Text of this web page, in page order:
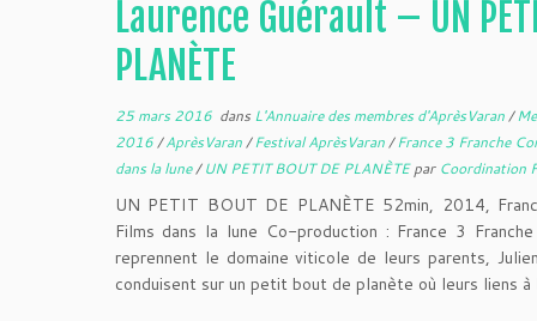
Laurence Guérault – UN
PLANÈTE
25 mars 2016dans L'Annuaire des membres d'AprèsVaran/
2016/AprèsVaran/Festival AprèsVaran/France 3 Franche
dans la lune/UN PETIT BOUT DE PLANÈTEpar Coordination
UN PETIT BOUT DE PLANÈTE 52min, 2014,
Films dans la lune Co-production : France 3
reprennent le domaine viticole de leurs parents,
conduisent sur un petit bout de planète où leurs liens